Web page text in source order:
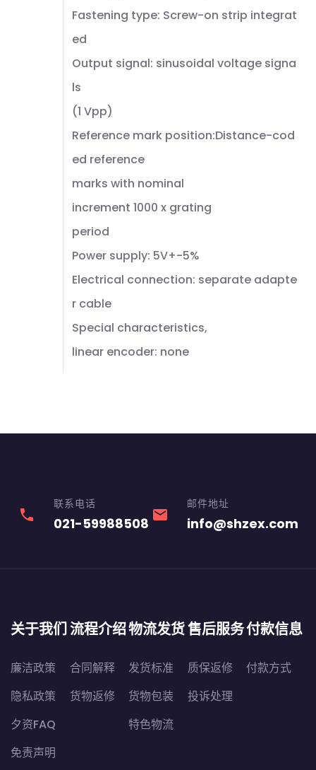
Fastening type: Screw-on strip integrat
ed
Output signal: sinusoidal voltage signa
ls
(1 Vpp)
Reference mark position:Distance-cod
ed reference
marks with nominal
increment 1000 x grating
period
Power supply: 5V+-5%
Electrical connection: separate adapte
r cable
Special characteristics,
linear encoder: none
phone
联系电话
021-59988508 email
邮件地址
info@shzex.com
关于我们
廉洁政策
隐私政策
夕资FAQ
免责声明
流程介绍
合同解释
货物返修
物流发货
发货标准
货物包装
特色物流
售后服务
质保返修
投诉处理
付款信息
付款方式